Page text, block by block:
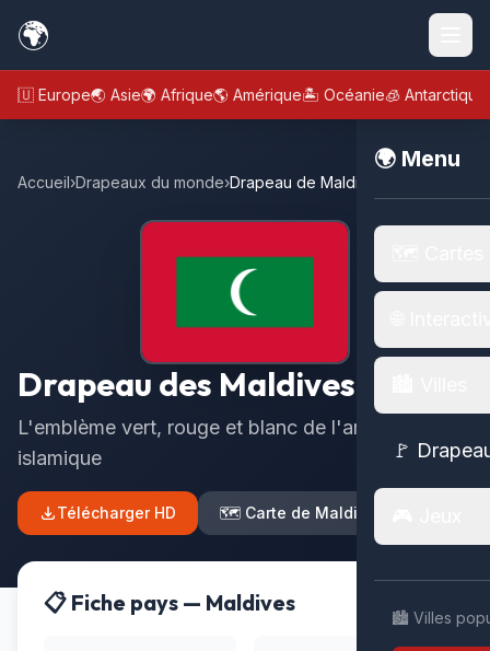
🌍
🇪🇺 Europe🌏 Asie🌍 Afrique🌎 Amérique🏝️ Océanie🧊 Antarctique
🌍 Menu
🚩
🏙️ Villes
Accueil›Drapeaux du monde›Drapeau de Maldives
Drapeau des Maldives
L'emblème vert, rouge et blanc de l'archipel
islamique
Télécharger HD 🗺️ Carte de Maldives
📋 Fiche pays — Maldives